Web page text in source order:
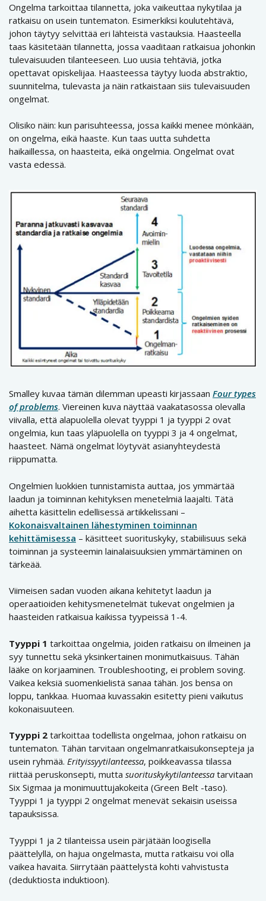
Ongelma tarkoittaa tilannetta, joka vaikeuttaa nykytilaa ja
ratkaisu on usein tuntematon. Esimerkiksi koulutehtävä,
johon täytyy selvittää eri lähteistä vastauksia. Haasteella
taas käsitetään tilannetta, jossa vaaditaan ratkaisua johonkin
tulevaisuuden tilanteeseen. Luo uusia tehtäviä, jotka
opettavat opiskelijaa. Haasteessa täytyy luoda abstraktio,
suunnitelma, tulevasta ja näin ratkaistaan siis tulevaisuuden
ongelmat.
Olisiko näin: kun parisuhteessa, jossa kaikki menee mönkään,
on ongelma, eikä haaste. Kun taas uutta suhdetta
haikaillessa, on haasteita, eikä ongelmia. Ongelmat ovat
vasta edessä.
Smalley kuvaa tämän dilemman upeasti kirjassaan Four types
of problems. Viereinen kuva näyttää vaakatasossa olevalla
viivalla, että alapuolella olevat tyyppi 1 ja tyyppi 2 ovat
ongelmia, kun taas yläpuolella on tyyppi 3 ja 4 ongelmat,
haasteet. Nämä ongelmat löytyvät asianyhteydestä
riippumatta.
Ongelmien luokkien tunnistamista auttaa, jos ymmärtää
laadun ja toiminnan kehityksen menetelmiä laajalti. Tätä
aihetta käsittelin edellisessä artikkelissani –
Kokonaisvaltainen lähestyminen toiminnan
kehittämisessa – käsitteet suorituskyky, stabiilisuus sekä
toiminnan ja systeemin lainalaisuuksien ymmärtäminen on
tärkeää.
Viimeisen sadan vuoden aikana kehitetyt laadun ja
operaatioiden kehitysmenetelmät tukevat ongelmien ja
haasteiden ratkaisua kaikissa tyypeissä 1-4.
Tyyppi 1 tarkoittaa ongelmia, joiden ratkaisu on ilmeinen ja
syy tunnettu sekä yksinkertainen monimutkaisuus. Tähän
lääke on korjaaminen. Troubleshooting, ei problem soving.
Vaikea keksiä suomenkielistä sanaa tähän. Jos bensa on
loppu, tankkaa. Huomaa kuvassakin esitetty pieni vaikutus
kokonaisuuteen.
Tyyppi 2 tarkoittaa todellista ongelmaa, johon ratkaisu on
tuntematon. Tähän tarvitaan ongelmanratkaisukonsepteja ja
usein ryhmää. Erityissyytilanteessa, poikkeavassa tilassa
riittää peruskonsepti, mutta suorituskykytilanteessa tarvitaan
Six Sigmaa ja monimuuttujakokeita (Green Belt -taso).
Tyyppi 1 ja tyyppi 2 ongelmat menevät sekaisin useissa
tapauksissa.
Tyyppi 1 ja 2 tilanteissa usein pärjätään loogisella
päättelyllä, on hajua ongelmasta, mutta ratkaisu voi olla
vaikea havaita. Siirrytään päättelystä kohti vahvistusta
(deduktiosta induktioon).